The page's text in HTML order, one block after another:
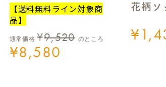
【送料無料ライン対象商
品】
通常価格 ¥9,520 のところ
¥8,580
花柄ソ
¥